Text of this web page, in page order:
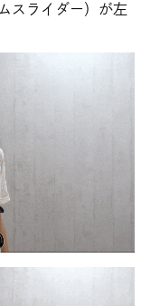
スライダー）が左